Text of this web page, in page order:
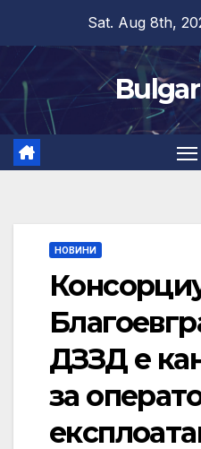
content
Sat. Aug 8th,
НОВИНИ
ДЗЗД е
за